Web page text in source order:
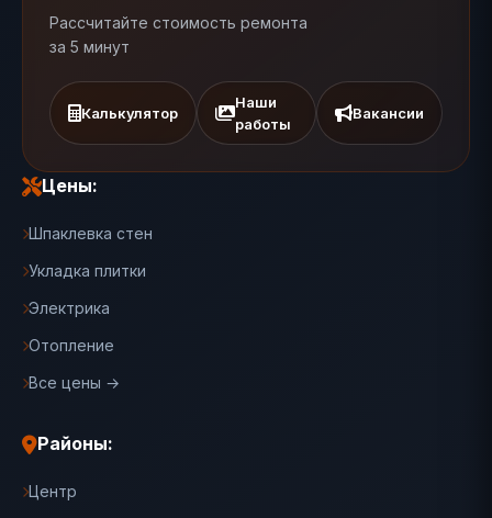
Рассчитайте стоимость ремонта
за 5 минут
Калькулятор
Наши
работы
Вакансии
Цены:
Шпаклевка стен
Укладка плитки
Электрика
Отопление
Все цены →
Районы:
Центр